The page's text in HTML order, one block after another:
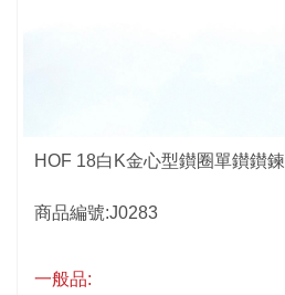
HOF 18白K金心型鑚圈單鑚鑚鍊
商品編號:J0283
一般品: